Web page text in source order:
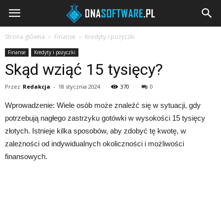
DNAsoftware.pl
Strona główna Finanse Kredyty i pożyczki
Finanse Kredyty i pożyczki
Skąd wziąć 15 tysięcy?
Przez Redakcja - 18 stycznia 2024 370 0
Wprowadzenie: Wiele osób może znaleźć się w sytuacji, gdy
potrzebują nagłego zastrzyku gotówki w wysokości 15 tysięcy
złotych. Istnieje kilka sposobów, aby zdobyć tę kwotę, w
zależności od indywidualnych okoliczności i możliwości
finansowych.